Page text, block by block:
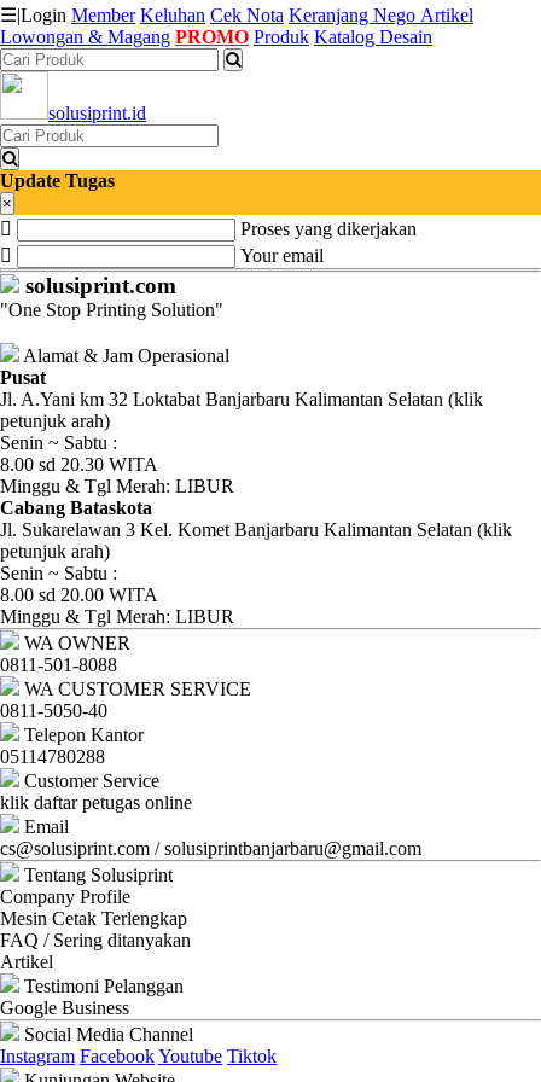
Katalog
Produk
Petugas
Riwayat
Transaksi
Tagihan
Berjalan
Pembayaran
Pendapatan
Fee
Ganti
Password
Logout
☰|Login Member Keluhan Cek Nota Keranjang Nego Artikel
Lowongan & Magang PROMO Produk Katalog Desain
solusiprint.id
Update Tugas
×
Proses yang dikerjakan
Your email
solusiprint.com
"One Stop Printing Solution"
Alamat & Jam Operasional
Pusat
Jl. A.Yani km 32 Loktabat Banjarbaru Kalimantan Selatan (klik
petunjuk arah)
Senin ~ Sabtu :
8.00 sd 20.30 WITA
Minggu & Tgl Merah: LIBUR
Cabang Bataskota
Jl. Sukarelawan 3 Kel. Komet Banjarbaru Kalimantan Selatan (klik
petunjuk arah)
Senin ~ Sabtu :
8.00 sd 20.00 WITA
Minggu & Tgl Merah: LIBUR
WA OWNER
0811-501-8088
WA CUSTOMER SERVICE
0811-5050-40
Telepon Kantor
05114780288
Customer Service
klik daftar petugas online
Email
cs@solusiprint.com / solusiprintbanjarbaru@gmail.com
Tentang Solusiprint
Company Profile
Mesin Cetak Terlengkap
FAQ / Sering ditanyakan
Artikel
Testimoni Pelanggan
Google Business
Social Media Channel
Instagram FacebookYoutube Tiktok